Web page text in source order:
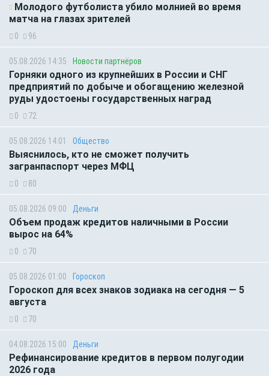
Молодого футболиста убило молнией во время
матча на глазах зрителей
0 96
05.08.2026 14:35 Новости партнёров
Горняки одного из крупнейших в России и СНГ
предприятий по добыче и обогащению железной
руды удостоены государственных наград
0 72
05.08.2026 14:01 Общество
Выяснилось, кто не сможет получить
загранпаспорт через МФЦ
0 80
05.08.2026 09:00 Деньги
Объем продаж кредитов наличными в России
вырос на 64%
0 70
05.08.2026 01:00 Гороскоп
Гороскоп для всех знаков зодиака на сегодня — 5
августа
0 70
04.08.2026 15:00 Деньги
Рефинансирование кредитов в первом полугодии
2026 года